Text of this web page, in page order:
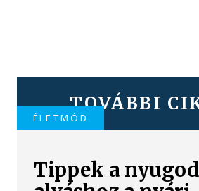
TOVÁBBI
ÉLETMÓD
Tippek a